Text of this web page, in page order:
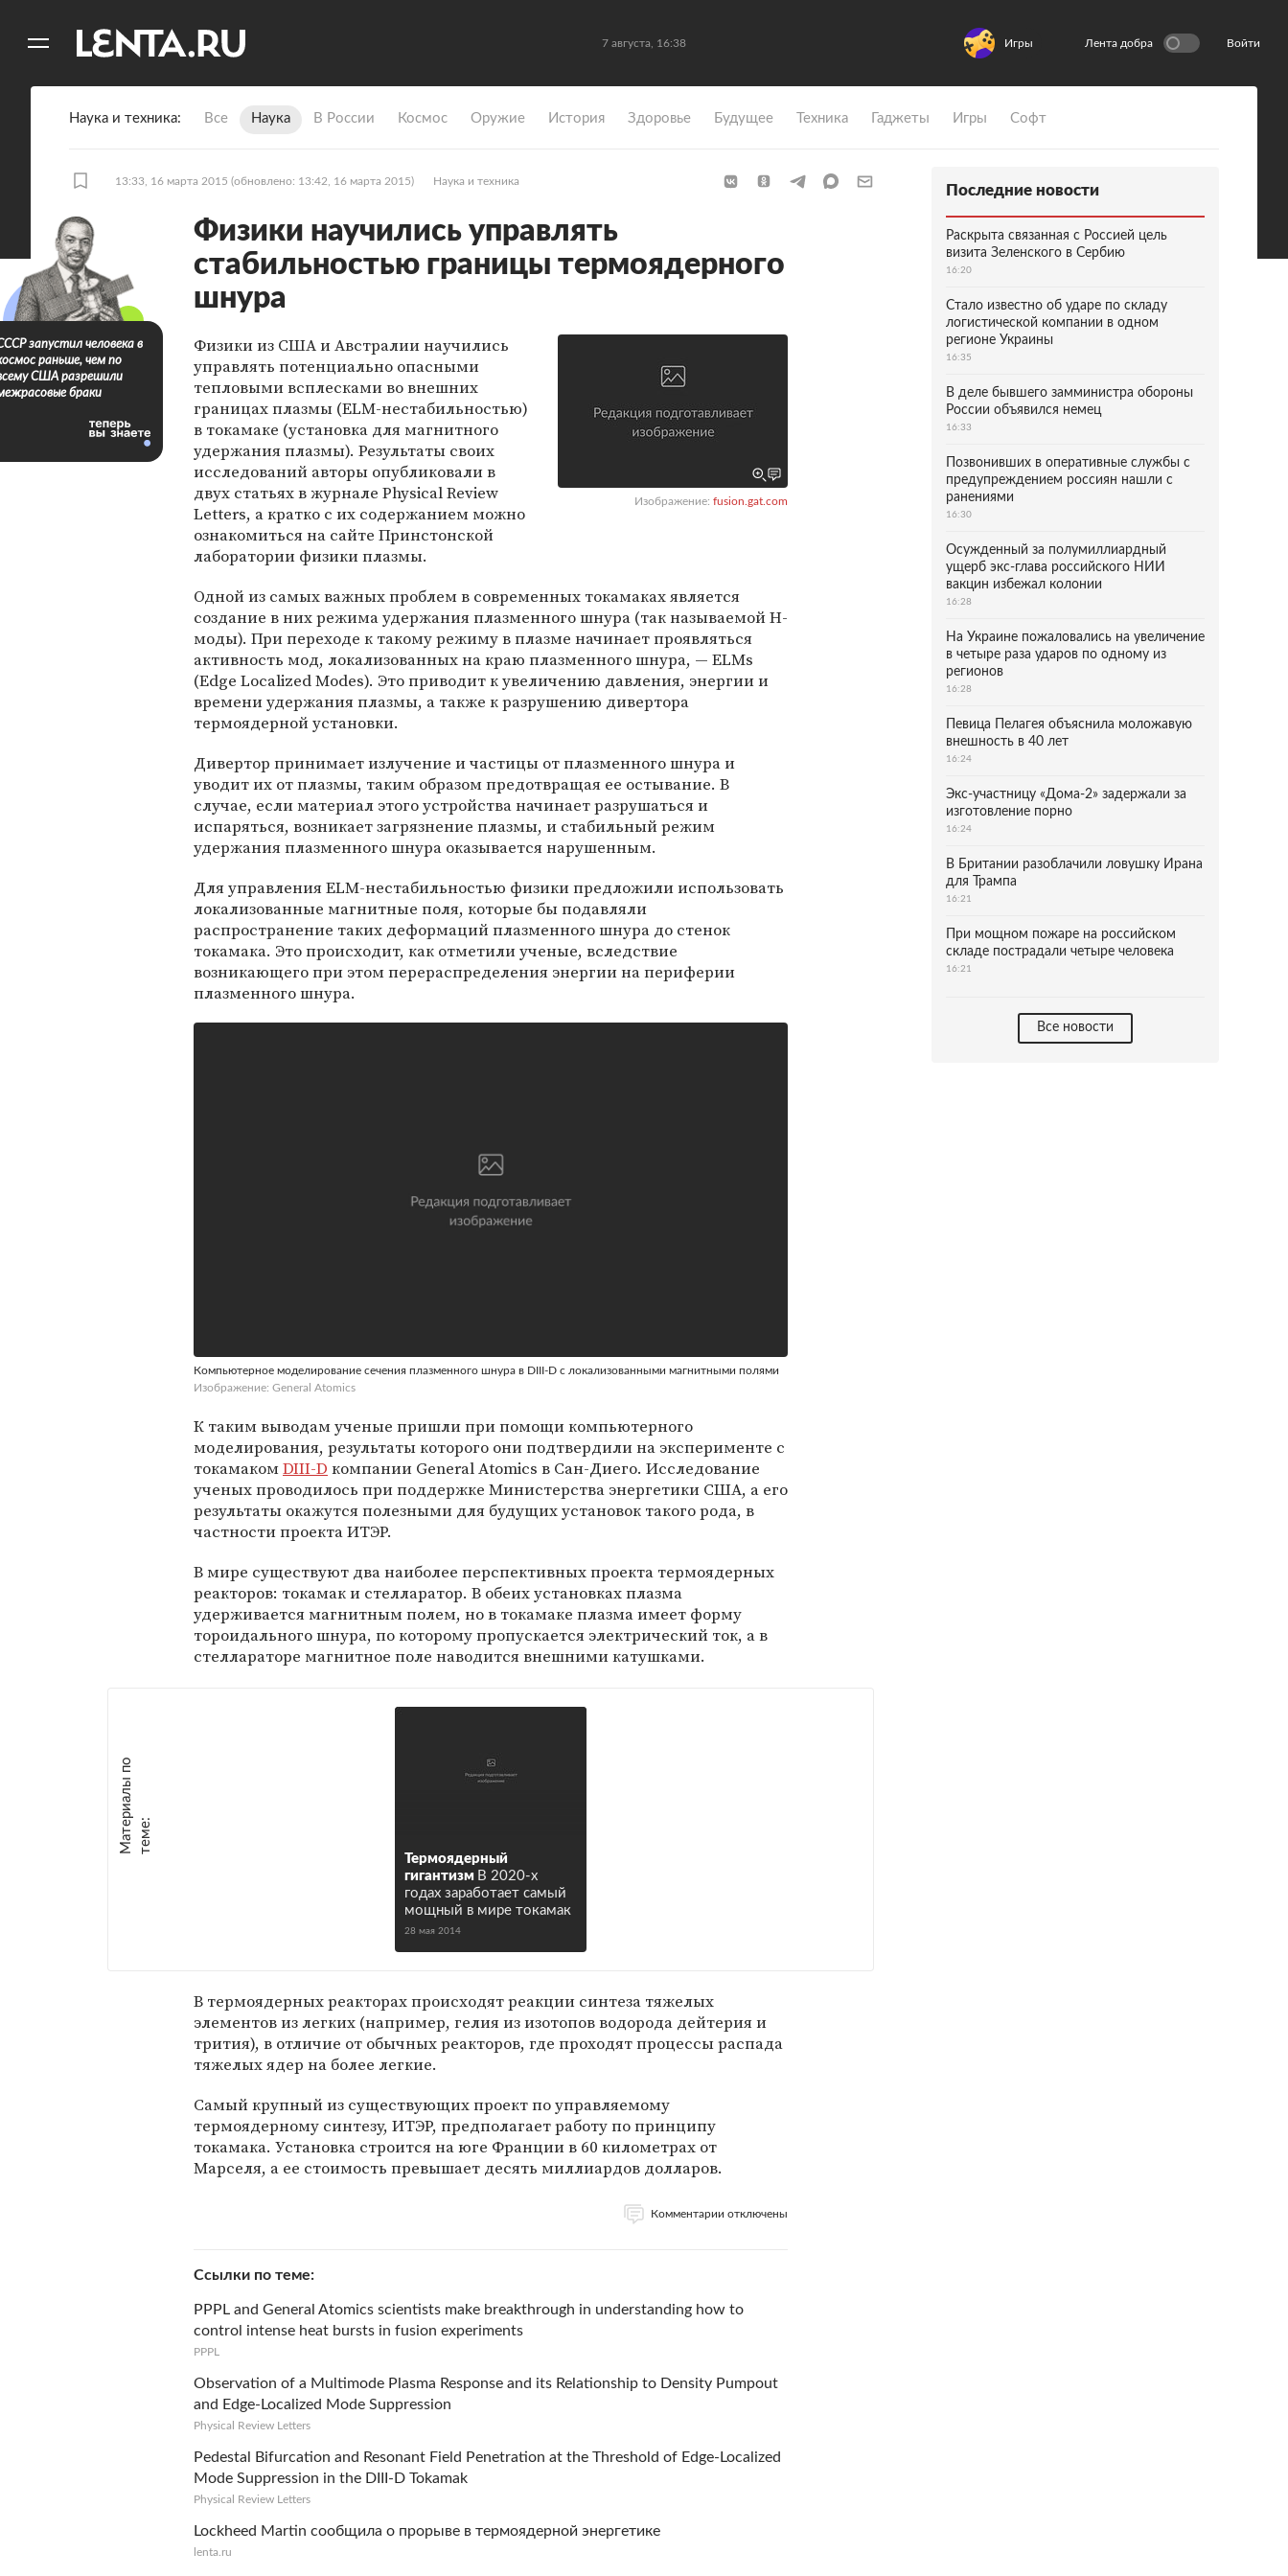
7 августа, 16:38 Игры Лента добра Войти
Наука и техника Все Наука В России Космос Оружие История Здоровье Будущее Техника Гаджеты Игры Софт
13:33, 16 марта 2015 (обновлено: 13:42, 16 марта 2015) Наука и техника
Физики научились управлять
стабильностью границы термоядерного
шнура
Изображение: fusion.gat.com
Физики из США и Австралии научились
управлять потенциально опасными
тепловыми всплесками во внешних
границах плазмы (ELM-нестабильностью)
в токамаке (установка для магнитного
удержания плазмы). Результаты своих
исследований авторы опубликовали в
двух статьях в журнале Physical Review
Letters, а кратко с их содержанием можно
ознакомиться на сайте Принстонской
лаборатории физики плазмы.
Одной из самых важных проблем в современных токамаках является
создание в них режима удержания плазменного шнура (так называемой H-
моды). При переходе к такому режиму в плазме начинает проявляться
активность мод, локализованных на краю плазменного шнура, — ELMs
(Edge Localized Modes). Это приводит к увеличению давления, энергии и
времени удержания плазмы, а также к разрушению дивертора
термоядерной установки.
Дивертор принимает излучение и частицы от плазменного шнура и
уводит их от плазмы, таким образом предотвращая ее остывание. В
случае, если материал этого устройства начинает разрушаться и
испаряться, возникает загрязнение плазмы, и стабильный режим
удержания плазменного шнура оказывается нарушенным.
Для управления ELM-нестабильностью физики предложили использовать
локализованные магнитные поля, которые бы подавляли
распространение таких деформаций плазменного шнура до стенок
токамака. Это происходит, как отметили ученые, вследствие
возникающего при этом перераспределения энергии на периферии
плазменного шнура.
Компьютерное моделирование сечения плазменного шнура в DIII-D с локализованными магнитными полями
Изображение: General Atomics
К таким выводам ученые пришли при помощи компьютерного
моделирования, результаты которого они подтвердили на эксперименте с
токамакомDIII-D компании General Atomics в Сан-Диего. Исследование
ученых проводилось при поддержке Министерства энергетики США, а его
результаты окажутся полезными для будущих установок такого рода, в
частности проекта ИТЭР.
В мире существуют два наиболее перспективных проекта термоядерных
реакторов: токамак и стелларатор. В обеих установках плазма
удерживается магнитным полем, но в токамаке плазма имеет форму
тороидального шнура, по которому пропускается электрический ток, а в
стеллараторе магнитное поле наводится внешними катушками.
М
а
т е
р
и
а
л
ы
п
о
т
е
м
е :
Термоядерный
гигантизм В 2020-х
годах заработает самый
мощный в мире токамак
28 мая 2014
В термоядерных реакторах происходят реакции синтеза тяжелых
элементов из легких (например, гелия из изотопов водорода дейтерия и
трития), в отличие от обычных реакторов, где проходят процессы распада
тяжелых ядер на более легкие.
Самый крупный из существующих проект по управляемому
термоядерному синтезу, ИТЭР, предполагает работу по принципу
токамака. Установка строится на юге Франции в 60 километрах от
Марселя, а ее стоимость превышает десять миллиардов долларов.
Комментарии отключены
Ссылки по теме
PPPL and General Atomics scientists make breakthrough in understanding how to
control intense heat bursts in fusion experiments
PPPL
Observation of a Multimode Plasma Response and its Relationship to Density Pumpout
and Edge-Localized Mode Suppression
Physical Review Letters
Pedestal Bifurcation and Resonant Field Penetration at the Threshold of Edge-Localized
Mode Suppression in the DIII-D Tokamak
Physical Review Letters
Lockheed Martin сообщила о прорыве в термоядерной энергетике
lenta.ru
запустил человека в
раньше, чем по
США разрешили
браки
Последние новости
Раскрыта связанная с Россией цель
визита Зеленского в Сербию
16:20
Стало известно об ударе по складу
логистической компании в одном
регионе Украины
16:35
В деле бывшего замминистра обороны
России объявился немец
16:33
Позвонивших в оперативные службы с
предупреждением россиян нашли с
ранениями
16:30
Осужденный за полумиллиардный
ущерб экс-глава российского НИИ
вакцин избежал колонии
16:28
На Украине пожаловались на увеличение
в четыре раза ударов по одному из
регионов
16:28
Певица Пелагея объяснила моложавую
внешность в 40 лет
16:24
Экс-участницу «Дома-2» задержали за
изготовление порно
16:24
В Британии разоблачили ловушку Ирана
для Трампа
16:21
При мощном пожаре на российском
складе пострадали четыре человека
16:21
Все новости